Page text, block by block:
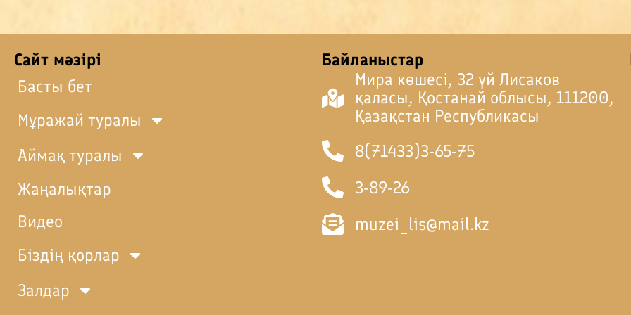
Сайт мәзірі
Басты бет
Мұражай туралы
Аймақ туралы
Жаңалықтар
Видео
Біздің қорлар
Залдар
Байланыстар
Мира көшесі, 32 үй Лисаков
қаласы, Қостанай облысы, 111200,
Қазақстан Республикасы
8(71433)3-65-75
3-89-26
muzei_lis@mail.kz